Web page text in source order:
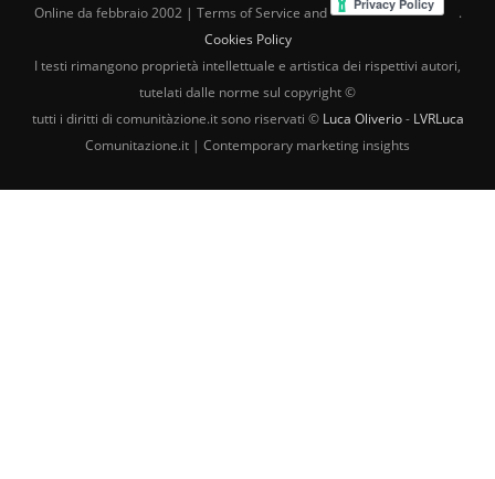
Online da febbraio 2002 | Terms of Service and
.
Cookies Policy
I testi rimangono proprietà intellettuale e artistica dei rispettivi autori,
tutelati dalle norme sul copyright ©
tutti i diritti di comunitàzione.it sono riservati © Luca Oliverio- LVRLuca
Comunitazione.it | Contemporary marketing insights